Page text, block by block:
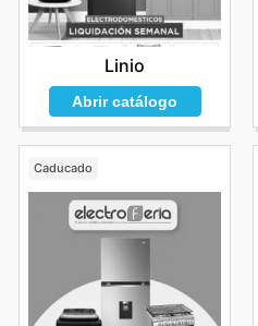
Linio
Abrir catálogo
Caducado